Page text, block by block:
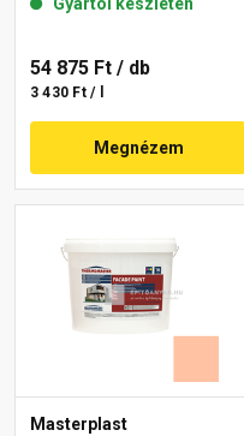
Gyártói készleten
54 875 Ft / db
3 430 Ft / l
Megnézem
Masterplast